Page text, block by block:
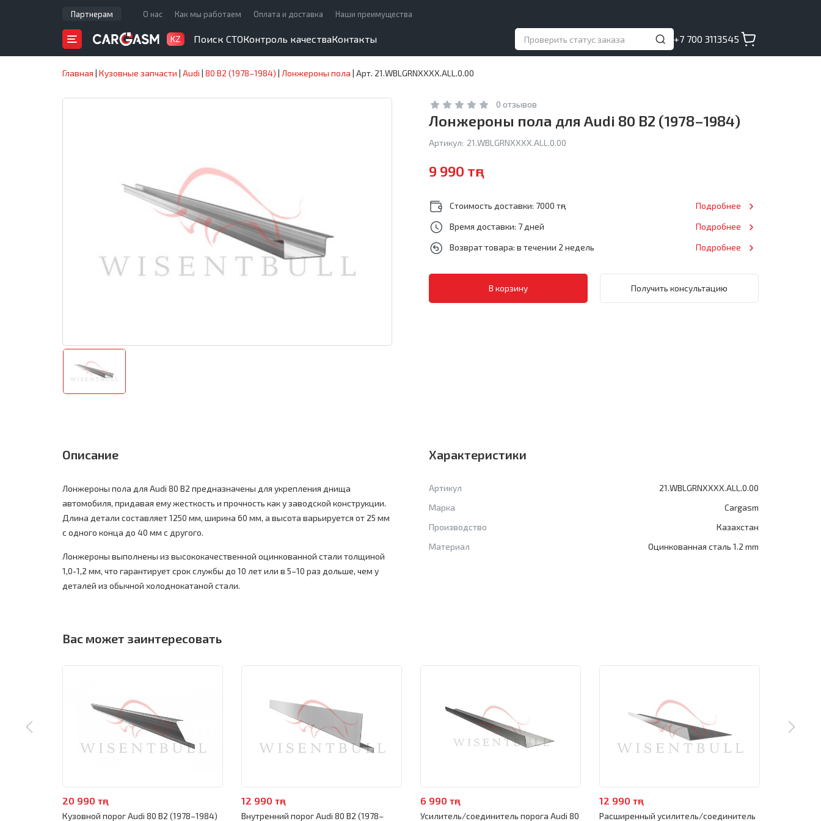
Партнерам О нас Как мы работаем Оплата и доставка Наши преимущества
KZ Поиск СТОКонтроль качестваКонтакты +7 700 3113545
Главная | Кузовные запчасти | Audi | 80 B2 (1978–1984) | Лонжероны пола | Арт. 21.WBLGRNXXXX.ALL.0.00
0 отзывов
Лонжероны пола для Audi 80 B2 (1978–1984)
Артикул: 21.WBLGRNXXXX.ALL.0.00
9 990 тңг
Стоимость доставки: 7000 тңг
Подробнее
Время доставки: 7 дней
Подробнее
Возврат товара: в течении 2 недель
Подробнее
Получить консультацию
Описание
Лонжероны пола для Audi 80 B2 предназначены для укрепления днища
автомобиля, придавая ему жесткость и прочность как у заводской конструкции.
Длина детали составляет 1250 мм, ширина 60 мм, а высота варьируется от 25 мм
с одного конца до 40 мм с другого.
Лонжероны выполнены из высококачественной оцинкованной стали толщиной
1,0-1,2 мм, что гарантирует срок службы до 10 лет или в 5–10 раз дольше, чем у
деталей из обычной холоднокатаной стали.
Характеристики
Артикул
21.WBLGRNXXXX.ALL.0.00
Марка
Cargasm
Производство
Казахстан
Материал
Оцинкованная сталь 1.2 mm
Вас может заинтересовать
20 990 тңг
Кузовной порог Audi 80 B2 (1978–1984)
12 990 тңг
Внутренний порог Audi 80 B2 (1978–
6 990 тңг
Усилитель/соединитель порога Audi 80
12 990 тңг
Расширенный усилитель/соединитель